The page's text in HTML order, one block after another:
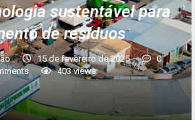
sustentável para
de resíduos
15 de fevereiro de 2025
0
403views